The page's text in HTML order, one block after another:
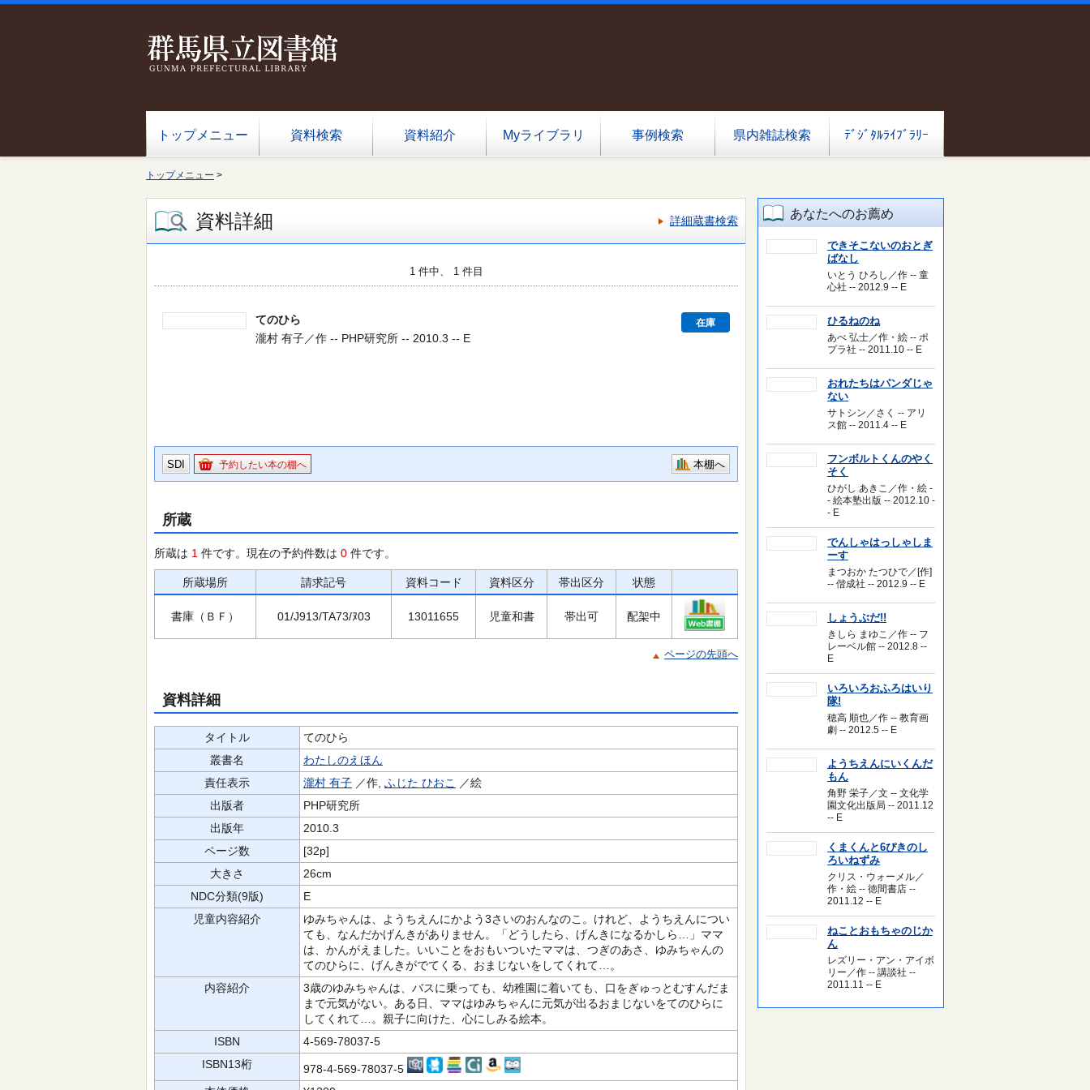
トップメニュー 資料検索 資料紹介 Myライブラリ 事例検索 県内雑誌検索 ﾃﾞｼﾞﾀﾙﾗｲﾌﾞﾗﾘｰ
トップメニュー >
資料詳細 詳細蔵書検索
1 件中、 1 件目
てのひら 在庫
瀧村 有子／作 -- PHP研究所 -- 2010.3 -- E
SDI 予約したい本の棚へ 本棚へ
所蔵
所蔵は 1 件です。現在の予約件数は 0 件です。
所蔵場所 請求記号 資料コード 資料区分 帯出区分 状態
書庫（ＢＦ） 01/J913/TA73/ﾇ03 13011655 児童和書 帯出可 配架中
ページの先頭へ
資料詳細
タイトル
てのひら
叢書名
わたしのえほん
責任表示
瀧村 有子 ／作, ふじた ひおこ
／絵
出版者
PHP研究所
出版年
2010.3
ページ数
[32p]
大きさ
26cm
NDC分類(9版)
E
児童内容紹介
ゆみちゃんは、ようちえんにかよう3さいのおんなのこ。けれど、ようちえんについ
ても、なんだかげんきがありません。「どうしたら、げんきになるかしら…」ママ
は、かんがえました。いいことをおもいついたママは、つぎのあさ、ゆみちゃんの
てのひらに、げんきがでてくる、おまじないをしてくれて…。
内容紹介
3歳のゆみちゃんは、バスに乗っても、幼稚園に着いても、口をぎゅっとむすんだま
まで元気がない。ある日、ママはゆみちゃんに元気が出るおまじないをてのひらに
してくれて…。親子に向けた、心にしみる絵本。
ISBN
4-569-78037-5
ISBN13桁
978-4-569-78037-5
あなたへのお薦め
できそこないのおとぎ
ばなし
いとう ひろし／作 -- 童
心社 -- 2012.9 -- E
ひるねのね
あべ 弘士／作・絵 -- ポ
プラ社 -- 2011.10 -- E
おれたちはパンダじゃ
ない
サトシン／さく -- アリ
ス館 -- 2011.4 -- E
フンボルトくんのやく
そく
ひがし あきこ／作・絵 -
- 絵本塾出版 -- 2012.10 -
- E
でんしゃはっしゃしま
ーす
まつおか たつひで／[作]
-- 偕成社 -- 2012.9 -- E
しょうぶだ!!
きしら まゆこ／作 -- フ
レーベル館 -- 2012.8 --
E
いろいろおふろはいり
隊!
穂高 順也／作 -- 教育画
劇 -- 2012.5 -- E
ようちえんにいくんだ
もん
角野 栄子／文 -- 文化学
園文化出版局 -- 2011.12
-- E
くまくんと6ぴきのし
ろいねずみ
クリス・ウォーメル／
作・絵 -- 徳間書店 --
2011.12 -- E
ねことおもちゃのじか
ん
レズリー・アン・アイボ
リー／作 -- 講談社 --
2011.11 -- E